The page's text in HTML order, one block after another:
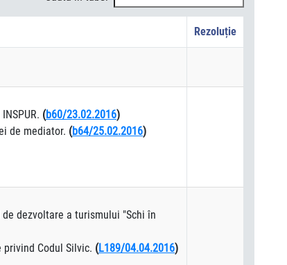
Rezoluție
(b60/23.02.2016)
de mediator. (b64/25.02.2016)
dezvoltare a turismului "Schi în
Codul Silvic. (L189/04.04.2016)